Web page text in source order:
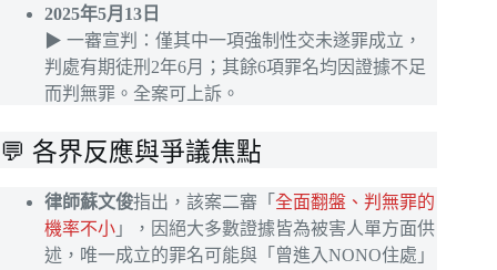
2025年5月13日
▶ 一審宣判：僅其中一項強制性交未遂罪成立，
判處有期徒刑2年6月；其餘6項罪名均因證據不足
而判無罪。全案可上訴。
💬 各界反應與爭議焦點
律師蘇文俊指出，該案二審「 全面翻盤、判無罪的
機率不小 」，因絕大多數證據皆為被害人單方面供
述，唯一成立的罪名可能與「曾進入NONO住處」